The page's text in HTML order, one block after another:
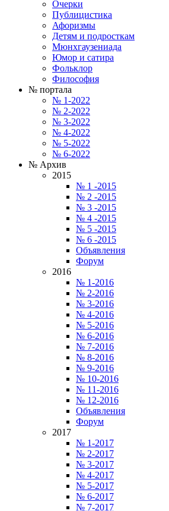
Очерки
Публицистика
Афоризмы
Детям и подросткам
Мюнхгаузениада
Юмор и сатира
Фольклор
Философия
№ портала
№ 1-2022
№ 2-2022
№ 3-2022
№ 4-2022
№ 5-2022
№ 6-2022
№ Архив
2015
№ 1 -2015
№ 2 -2015
№ 3 -2015
№ 4 -2015
№ 5 -2015
№ 6 -2015
Объявления
Форум
2016
№ 1-2016
№ 2-2016
№ 3-2016
№ 4-2016
№ 5-2016
№ 6-2016
№ 7-2016
№ 8-2016
№ 9-2016
№ 10-2016
№ 11-2016
№ 12-2016
Объявления
Форум
2017
№ 1-2017
№ 2-2017
№ 3-2017
№ 4-2017
№ 5-2017
№ 6-2017
№ 7-2017